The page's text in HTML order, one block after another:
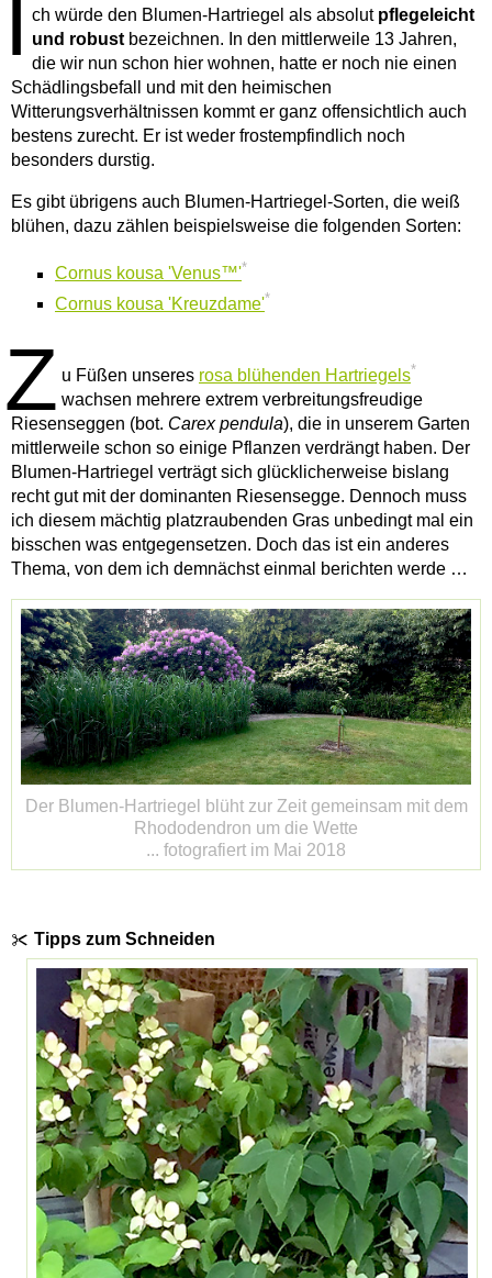
ch würde den Blumen-Hartriegel als absolutpflegeleicht
und robust bezeichnen. In den mittlerweile 13 Jahren,
die wir nun schon hier wohnen, hatte er noch nie einen
Schädlingsbefall und mit den heimischen
Witterungsverhältnissen kommt er ganz offensichtlich auch
bestens zurecht. Er ist weder frostempfindlich noch
besonders durstig.
Es gibt übrigens auch Blumen-Hartriegel-Sorten, die weiß
blühen, dazu zählen beispielsweise die folgenden Sorten:
Cornus kousa 'Venus™'*
Cornus kousa 'Kreuzdame'*
Z u Füßen unseres rosa blühenden Hartriegels*
wachsen mehrere extrem verbreitungsfreudige
Riesenseggen (bot. Carex pendula), die in unserem Garten
mittlerweile schon so einige Pflanzen verdrängt haben. Der
Blumen-Hartriegel verträgt sich glücklicherweise bislang
recht gut mit der dominanten Riesensegge. Dennoch muss
ich diesem mächtig platzraubenden Gras unbedingt mal ein
bisschen was entgegensetzen. Doch das ist ein anderes
Thema, von dem ich demnächst einmal berichten werde …
Der Blumen-Hartriegel blüht zur Zeit gemeinsam mit dem
Rhododendron um die Wette
... fotografiert im Mai 2018
Tipps zum Schneiden